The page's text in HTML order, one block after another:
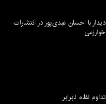
دیدار با احسان عبدی‌پور در انتشارات
خوارزمی
تداوم نظام نابرابر